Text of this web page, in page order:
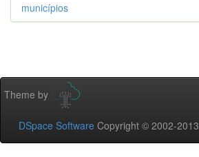
municípios
Theme by
DSpace Software Copyright © 2002-2013